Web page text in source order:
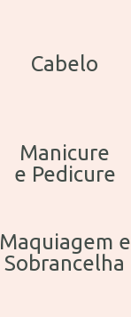
Cabelo
Manicure
e Pedicure​
Maquiagem e
Sobrancelha